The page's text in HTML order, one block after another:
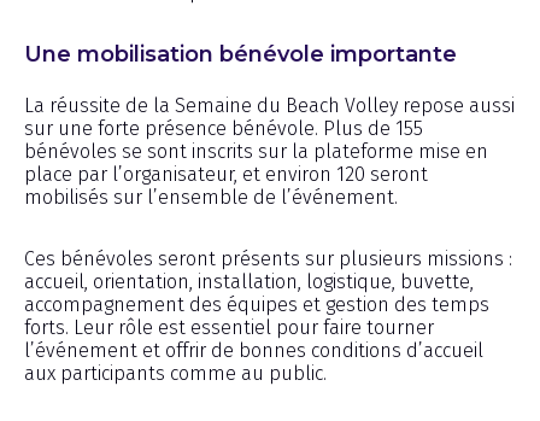
Une mobilisation bénévole importante
La réussite de la Semaine du Beach Volley repose aussi
sur une forte présence bénévole. Plus de 155
bénévoles se sont inscrits sur la plateforme mise en
place par l’organisateur, et environ 120 seront
mobilisés sur l’ensemble de l’événement.
Ces bénévoles seront présents sur plusieurs missions :
accueil, orientation, installation, logistique, buvette,
accompagnement des équipes et gestion des temps
forts. Leur rôle est essentiel pour faire tourner
l’événement et offrir de bonnes conditions d’accueil
aux participants comme au public.